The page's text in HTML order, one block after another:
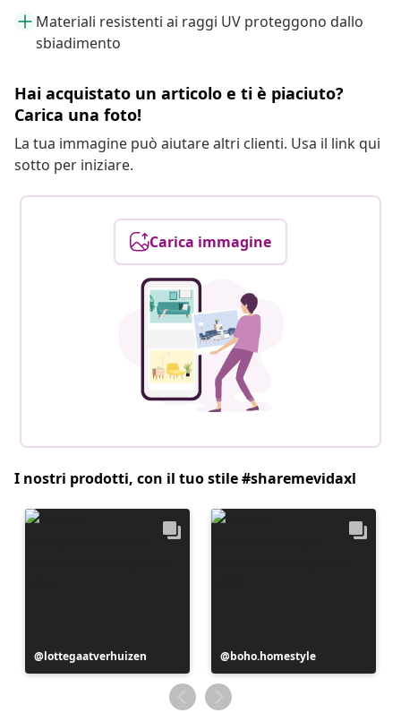
Materiali resistenti ai raggi UV proteggono dallo
sbiadimento
Hai acquistato un articolo e ti è piaciuto?
Carica una foto!
La tua immagine può aiutare altri clienti. Usa il link qui
sotto per iniziare.
Carica immagine
I nostri prodotti, con il tuo stile #sharemevidaxl
Post
pubblicato
lottegaatverhuizen
Post
pubblicato
da
boho.homestyle